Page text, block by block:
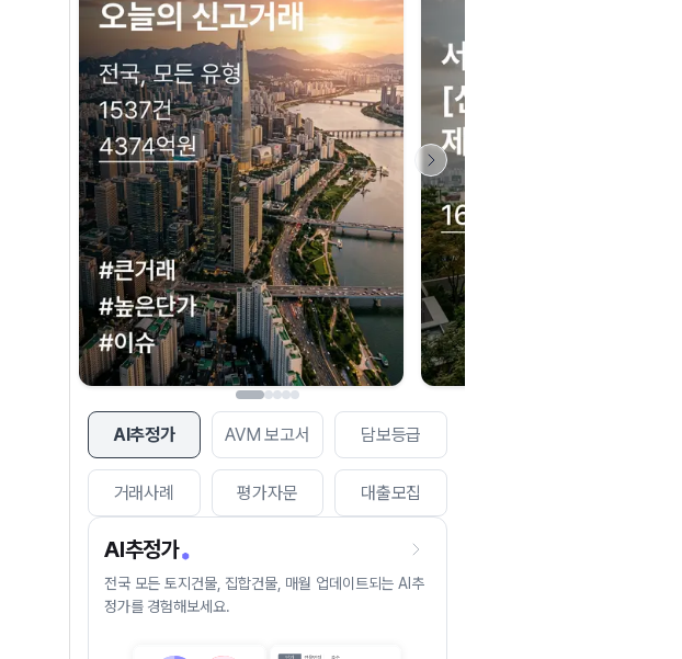
AI추정가 AVM 보고서 담보등급
거래사례 평가자문 대출모집
AI추정가
전국 모든 토지건물, 집합건물, 매월 업데이트되는 AI추
정가를 경험해보세요.